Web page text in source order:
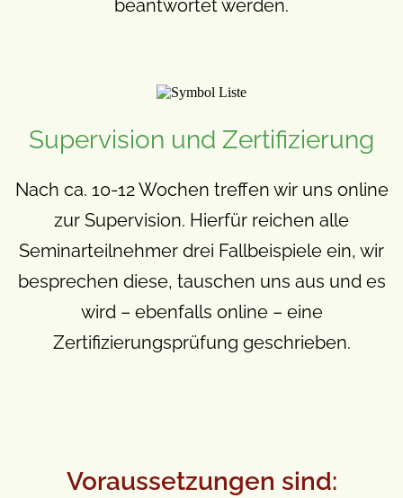
beantwortet werden.
Supervision und Zertifizierung
Nach ca. 10-12 Wochen treffen wir uns online
zur Supervision. Hierfür reichen alle
Seminarteilnehmer drei Fallbeispiele ein, wir
besprechen diese, tauschen uns aus und es
wird – ebenfalls online – eine
Zertifizierungsprüfung geschrieben.
Voraussetzungen sind: